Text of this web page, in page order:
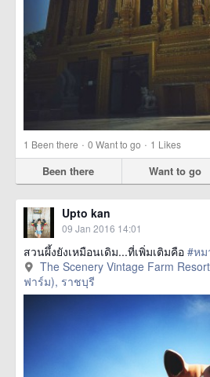
1 Been there · 0 Want to go · 1 Likes
Been there Want to go
Upto kan
09 Jan 2016 14:01
สวนผึ้งยังเหมือนเดิม...ที่เพิ่มเติมคือ #หม
The Scenery Vintage Farm
ฟาร์ม), ราชบุรี